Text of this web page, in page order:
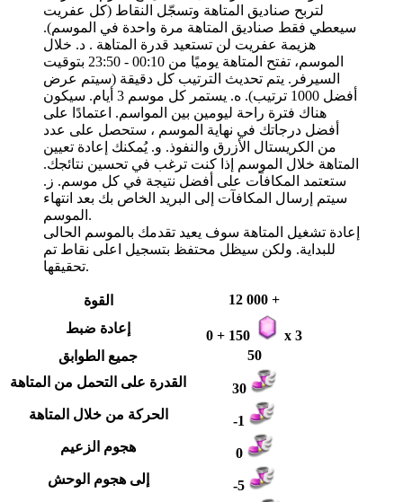
لتربح صناديق المتاهة وتسجّل النقاط (كل عفريت
سيعطي فقط صناديق المتاهة مرة واحدة في الموسم).
هزيمة عفريت لن تستعيد قدرة المتاهة . د. خلال
الموسم، تفتح المتاهة يوميًا من 00:10 - 23:50 بتوقيت
السيرفر. يتم تحديث الترتيب كل دقيقة (سيتم عرض
أفضل 1000 ترتيب). ه. يستمر كل موسم 3 أيام. سيكون
هناك فترة راحة ليومين بين المواسم. اعتمادًا على
أفضل درجاتك في نهاية الموسم ، ستحصل على عدد
من الكريستال الأزرق والنفوذ. و. يُمكنك إعادة تعيين
المتاهة خلال الموسم إذا كنت ترغب في تحسين نتائجك.
ستعتمد المكافآت على أفضل نتيجة في كل موسم. ز.
سيتم إرسال المكافآت إلى البريد الخاص بك بعد انتهاء
الموسم.
إعادة تشغيل المتاهة سوف يعيد تقدمك بالموسم الحالى
للبداية. ولكن سيظل محتفظ بتسجيل اعلى نقاط تم
تحقيقها.
القوة
12 000 +
إعادة ضبط
0 + 150
x 3
جميع الطوابق
50
القدرة على التحمل من المتاهة
30
الحركة من خلال المتاهة
-1
هجوم الزعيم
0
إلى هجوم الوحش
-5